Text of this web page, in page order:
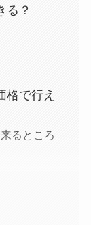
る？
格で行え
るところ